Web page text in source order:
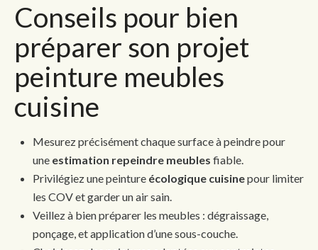
Conseils pour bien
préparer son projet
peinture meubles
cuisine
Mesurez précisément chaque surface à peindre pour
une estimation repeindre meubles fiable.
Privilégiez une peinture écologique cuisinepour limiter
les COV et garder un air sain.
Veillez à bien préparer les meubles : dégraissage,
ponçage, et application d’une sous-couche.